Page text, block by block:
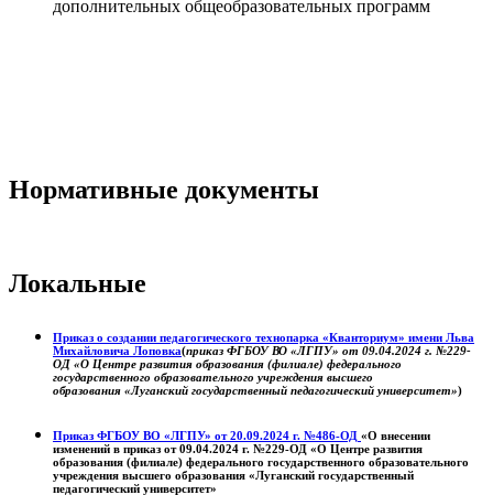
дополнительных общеобразовательных программ
Нормативные документы
Локальные
Приказ о создании педагогического технопарка «Кванториум» имени Льва
Михайловича Лоповка(приказ ФГБОУ ВО «ЛГПУ» от 09.04.2024 г. №229-
ОД «О Центре развития образования (филиале) федерального
государственного образовательного учреждения высшего
образования «Луганский государственный педагогический университет»)
Приказ ФГБОУ ВО «ЛГПУ» от 20.09.2024 г. №486-ОД «О внесении
изменений в приказ от 09.04.2024 г. №229-ОД «О Центре развития
образования (филиале) федерального государственного образовательного
учреждения высшего образования «Луганский государственный
педагогический университет»